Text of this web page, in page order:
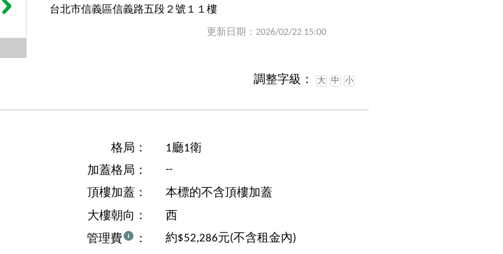
台北市信義區信義路五段２號１１樓
更新日期：2026/02/22 15:00
調整字級： 大 中 小
格局：
1廳1衛
加蓋格局：
--
頂樓加蓋：
本標的不含頂樓加蓋
大樓朝向：
西
管理費
：
約$52,286元(不含租金內)